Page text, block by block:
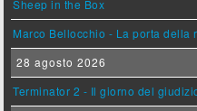
Sheep in the Box
Marco Bellocchio - La porta della
28 agosto 2026
Terminator 2 - Il giorno del